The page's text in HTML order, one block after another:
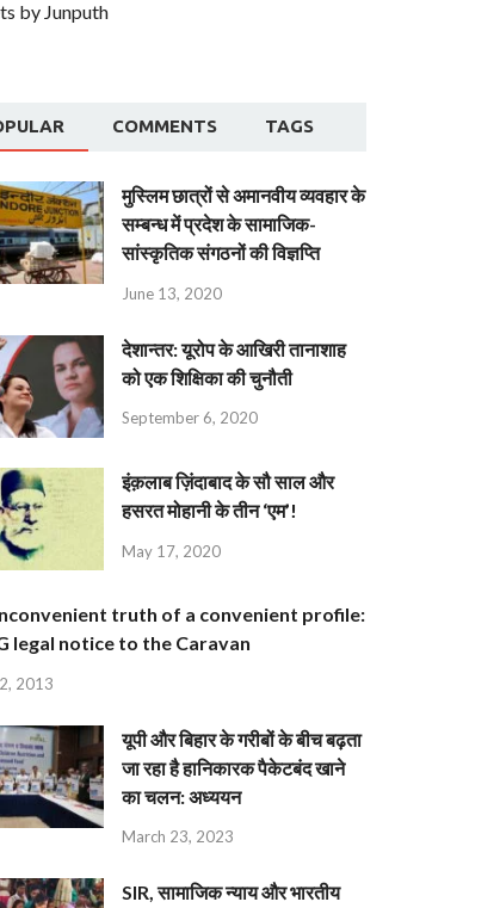
by Junputh
COMMENTS TAGS
मुस्लिम छात्रों से अमानवीय व्यवहार के
सम्बन्ध में प्रदेश के सामाजिक-
सांस्कृतिक संगठनों की विज्ञप्ति
June 13, 2020
देशान्‍तर: यूरोप के आखिरी तानाशाह
को एक शिक्षिका की चुनौती
September 6, 2020
इंक़लाब ज़िंदाबाद के सौ साल और
हसरत मोहानी के तीन ‘एम’!
May 17, 2020
truth of a convenient profile:
legal notice to the Caravan
2013
यूपी और बिहार के गरीबों के बीच बढ़ता
जा रहा है हानिकारक पैकेटबंद खाने
का चलन: अध्ययन
March 23, 2023
SIR, सामाजिक न्याय और भारतीय